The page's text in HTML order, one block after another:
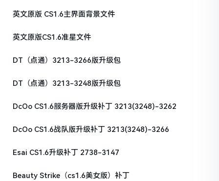
英文原版 CS1.6主界面背景文件
英文原版CS1.6准星文件
DT（点通）3213-3266版升级包
DT（点通）3213-3248版升级包
DcOo CS1.6服务器版升级补丁 3213(3248)-3262
DcOo CS1.6战队版升级补丁 3213(3248)-3266
Esai CS1.6升级补丁 2738-3147
Beauty Strike（cs1.6美女版）补丁